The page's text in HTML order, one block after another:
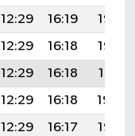
12:29 16:19
19:33
12:29 16:18
19:32
12:29 16:18
19:31
12:29 16:18
19:29
12:29 16:17
19:28